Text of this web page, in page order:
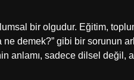
bir olgudur. Eğitim,
demek?” gibi bir sorunun
anlamı, sadece dilsel değil,